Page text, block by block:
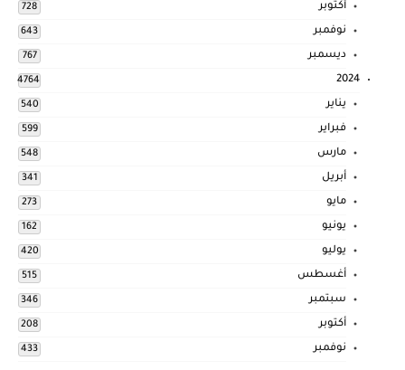
أكتوبر 728
نوفمبر 643
ديسمبر 767
2024
4764
يناير 540
فبراير 599
مارس 548
أبريل 341
مايو 273
يونيو 162
يوليو 420
أغسطس 515
سبتمبر 346
أكتوبر 208
نوفمبر 433